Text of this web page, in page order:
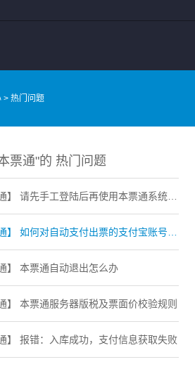
> 热门问题
票通"的 热门问题
】 本票通自动退出怎么办
】 本票通服务器版税及票面价校验规则
】 报错：入库成功，支付信息获取失败